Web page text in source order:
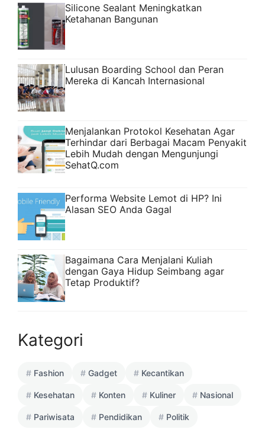
Silicone Sealant Meningkatkan
Ketahanan Bangunan
Lulusan Boarding School dan Peran
Mereka di Kancah Internasional
Menjalankan Protokol Kesehatan Agar
Terhindar dari Berbagai Macam Penyakit
Lebih Mudah dengan Mengunjungi
SehatQ.com
Performa Website Lemot di HP? Ini
Alasan SEO Anda Gagal
Bagaimana Cara Menjalani Kuliah
dengan Gaya Hidup Seimbang agar
Tetap Produktif?
Kategori
Fashion Gadget Kecantikan
Kesehatan Konten Kuliner Nasional
Pariwisata Pendidikan Politik